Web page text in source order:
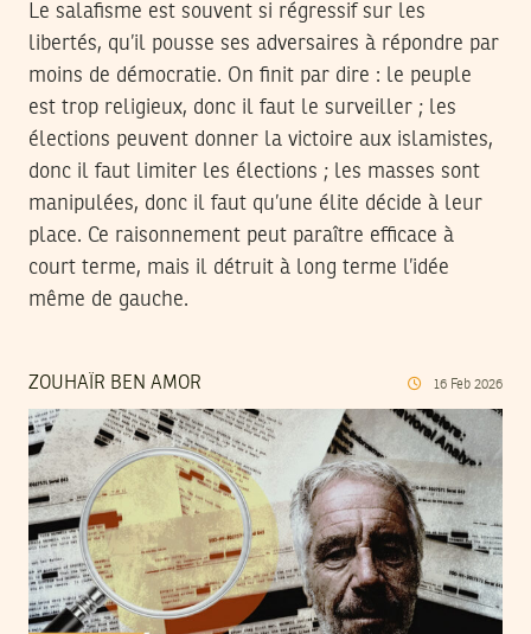
Le salafisme est souvent si régressif sur les
libertés, qu’il pousse ses adversaires à répondre par
moins de démocratie. On finit par dire : le peuple
est trop religieux, donc il faut le surveiller ; les
élections peuvent donner la victoire aux islamistes,
donc il faut limiter les élections ; les masses sont
manipulées, donc il faut qu’une élite décide à leur
place. Ce raisonnement peut paraître efficace à
court terme, mais il détruit à long terme l’idée
même de gauche.
ZOUHAÏR BEN AMOR 16 Feb 2026